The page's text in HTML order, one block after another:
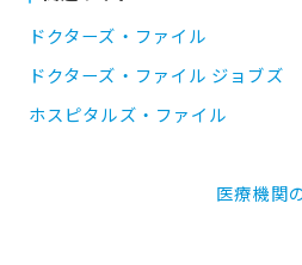
ドクターズ・ファイル
ドクターズ・ファイル ジョブズ
ホスピタルズ・ファイル
医療機関